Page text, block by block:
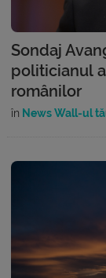
Sondaj
politicianul
românilor
în News Wall-ul